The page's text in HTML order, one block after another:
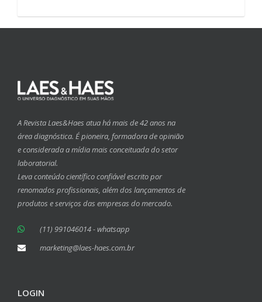
A Revista Laes&Haes atua há mais de 42 anos na
área diagnóstica. É pioneira, formadora de opinião
e considerada a mídia mais conceituada do setor
laboratorial.
Leva conteúdo científico confiável escrito por
renomados profissionais, além dos lançamentos de
produtos e serviços das empresas do mercado.
(11) 991046014 - whatsapp
marketing@laes-haes.com.br
LOGIN